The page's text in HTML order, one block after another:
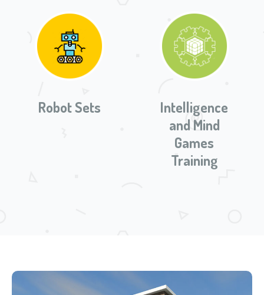
Robot Sets
Intelligence
and Mind
Games
Training